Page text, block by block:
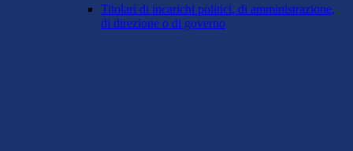
Titolari di incarichi politici, di amministrazione,
di direzione o di governo